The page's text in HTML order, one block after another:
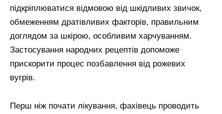
підкріплюватися відмовою від шкідливих звичок,
обмеженням дратівливих факторів, правильним
доглядом за шкірою, особливим харчуванням.
Застосування народних рецептів допоможе
прискорити процес позбавлення від рожевих
вугрів.
Перш ніж почати лікування, фахівець проводить